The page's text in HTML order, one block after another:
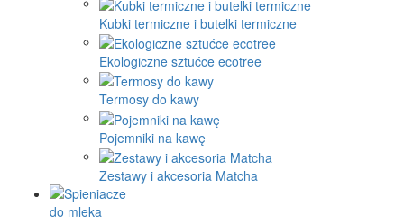
Kubki termiczne i butelki termiczne
Ekologiczne sztućce ecotree
Termosy do kawy
Pojemniki na kawę
Zestawy i akcesoria Matcha